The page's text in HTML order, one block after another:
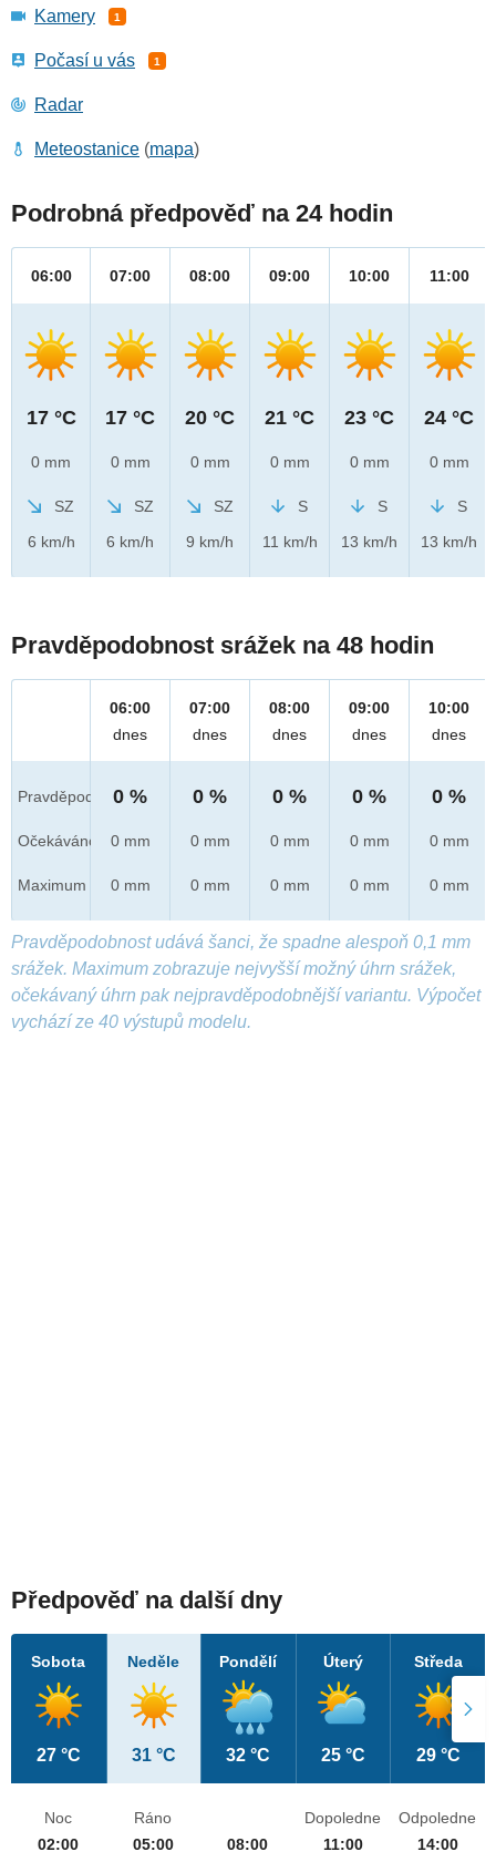
Kamery 1
Počasí u vás 1
Radar
Meteostanice (mapa)
Podrobná předpověď na 24 hodin
06:00
17 °C
0 mm
SZ
6 km/h
07:00
17 °C
0 mm
SZ
6 km/h
08:00
20 °C
0 mm
SZ
9 km/h
09:00
21 °C
0 mm
S
11 km/h
10:00
23 °C
0 mm
S
13 km/h
11:00
24 °C
0 mm
S
13 km/h
Pravděpodobnost srážek na 48 hodin
Pravděpod.
Očekáváno
Maximum
06:00
dnes
0 %
0 mm
0 mm
07:00
dnes
0 %
0 mm
0 mm
08:00
dnes
0 %
0 mm
0 mm
09:00
dnes
0 %
0 mm
0 mm
10:00
dnes
0 %
0 mm
0 mm
Pravděpodobnost udává šanci, že spadne alespoň 0,1 mm
srážek. Maximum zobrazuje nejvyšší možný úhrn srážek,
očekávaný úhrn pak nejpravděpodobnější variantu. Výpočet
vychází ze 40 výstupů modelu.
Předpověď na další dny
Sobota
27 °C
Neděle
31 °C
Pondělí
32 °C
Úterý
25 °C
Středa
29 °C
Noc
02:00
Ráno
05:00
08:00
Dopoledne
11:00
Odpoledne
14:00